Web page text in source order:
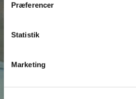
Præferencer
Statistik
Marketing
Ihre Mail-Address: *